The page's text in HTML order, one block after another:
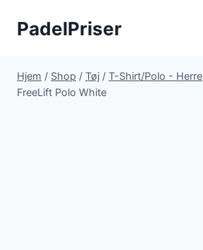
PadelPriser
Hjem / Shop / Tøj / T-Shirt/Polo - Herre
FreeLift Polo White